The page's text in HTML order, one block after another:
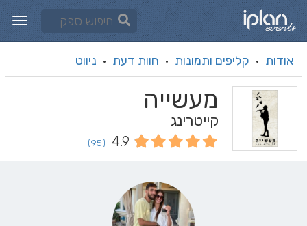
אודות · קליפים ותמונות · חוות דעת · ניווט
מעשייה
קייטרינג
4.9
(95)